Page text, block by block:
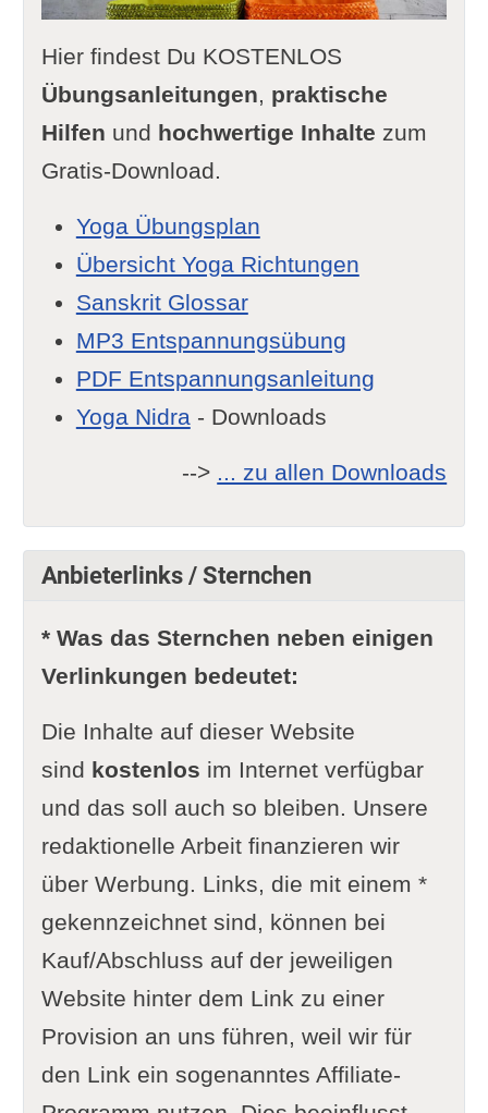
Hier findest Du KOSTENLOS
Übungsanleitungen, praktische
Hilfen und hochwertige Inhalte zum
Gratis-Download.
Yoga Übungsplan
Übersicht Yoga Richtungen
Sanskrit Glossar
MP3 Entspannungsübung
PDF Entspannungsanleitung
Yoga Nidra- Downloads
--> ... zu allen Downloads
Anbieterlinks / Sternchen
* Was das Sternchen neben einigen
Verlinkungen bedeutet:
Die Inhalte auf dieser Website
sind kostenlos im Internet verfügbar
und das soll auch so bleiben. Unsere
redaktionelle Arbeit finanzieren wir
über Werbung. Links, die mit einem *
gekennzeichnet sind, können bei
Kauf/Abschluss auf der jeweiligen
Website hinter dem Link zu einer
Provision an uns führen, weil wir für
den Link ein sogenanntes Affiliate-